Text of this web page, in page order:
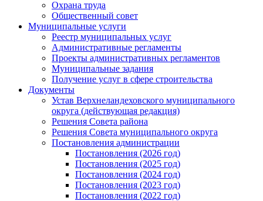
Охрана труда
Общественный совет
Муниципальные услуги
Реестр муниципальных услуг
Административные регламенты
Проекты административных регламентов
Муниципальные задания
Получение услуг в сфере строительства
Документы
Устав Верхнеландеховского муниципального
округа (действующая редакция)
Решения Совета района
Решения Совета муниципального округа
Постановления администрации
Постановления (2026 год)
Постановления (2025 год)
Постановления (2024 год)
Постановления (2023 год)
Постановления (2022 год)